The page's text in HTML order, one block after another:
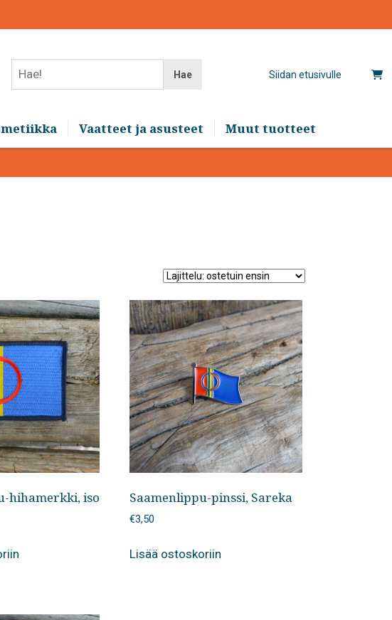
Siidan etusivulle
Hae
Vaatteet ja asusteet Muut tuotteet
hihamerkki, iso Saamenlippu-pinssi, Sareka
€3,50
Lisää ostoskoriin